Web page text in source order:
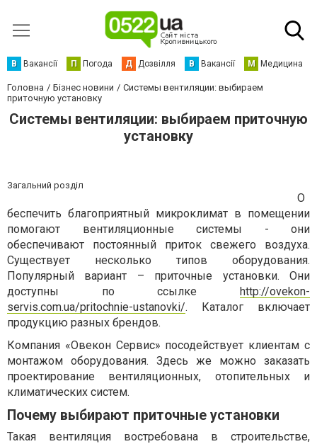
В Вакансії П Погода Д Дозвілля В Вакансії М Медицина
Головна Бізнес новини
Системы вентиляции: выбираем
приточную установку
Системы вентиляции: выбираем приточную
установку
Загальний розділ
О
беспечить благоприятный микроклимат в помещении
помогают вентиляционные системы - они
обеспечивают постоянный приток свежего воздуха.
Существует несколько типов оборудования.
Популярный вариант – приточные установки. Они
доступны по ссылке http://ovekon-
servis.com.ua/pritochnie-ustanovki/. Каталог включает
продукцию разных брендов.
Компания «Овекон Сервис» посодействует клиентам с
монтажом оборудования. Здесь же можно заказать
проектирование вентиляционных, отопительных и
климатических систем.
Почему выбирают приточные установки
Такая вентиляция востребована в строительстве,